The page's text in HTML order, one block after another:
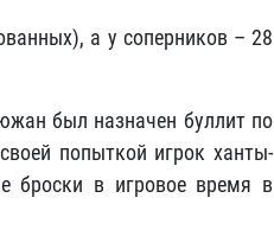
а у соперников – 28
был назначен буллит по
попыткой игрок ханты-
броски в игровое время в